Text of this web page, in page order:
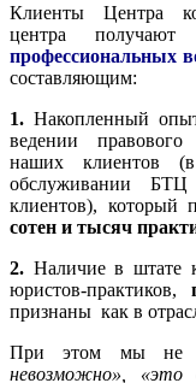
Клиенты Центра
центра получают
профессиональных
составляющим:
1. Накопленный
ведении правового
наших клиентов
обслуживании
клиентов), который
сотен и тысяч
2. Наличие в штате
юристов-практиков,
признаны как в
При этом мы не
невозможно», «это